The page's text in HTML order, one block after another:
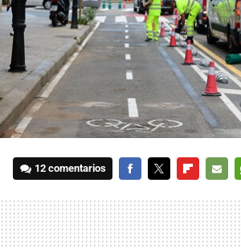
12 comentarios
MAIL